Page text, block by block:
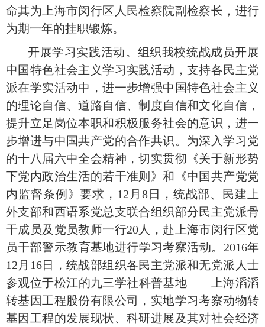
命其为上海市闵行区人民检察院副检察长，进行
为期一年的挂职锻炼。
开展学习实践活动。组织我校统战成员开展
中国特色社会主义学习实践活动，支持各民主党
派在学实活动中，进一步增强中国特色社会主义
的理论自信、道路自信、制度自信和文化自信，
提升立足岗位本职和积极服务社会的意识，进一
步增进与中国共产党的合作共识。为深入学习党
的十八届六中全会精神，切实贯彻《关于新形势
下党内政治生活的若干准则》和《中国共产党党
内监督条例》要求， 12 月 8日，统战部、民建上
外支部和西语系党总支联合组织部分民主党派骨
干成员及党员教师一行20人，赴上海市闵行区党
员干部警示教育基地进行学习考察活动。 2016年
12 月 16日，统战部组织各民主党派和无党派人士
参观位于松江的九三学社科普基地——上海滔滔
转基因工程股份有限公司，实地学习考察动物转
基因工程的发展现状、科研进展及其对社会经济